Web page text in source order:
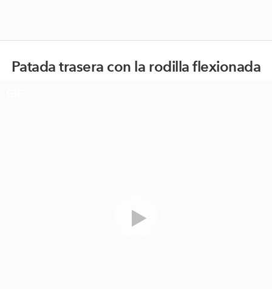
Patada trasera con la rodilla flexionada